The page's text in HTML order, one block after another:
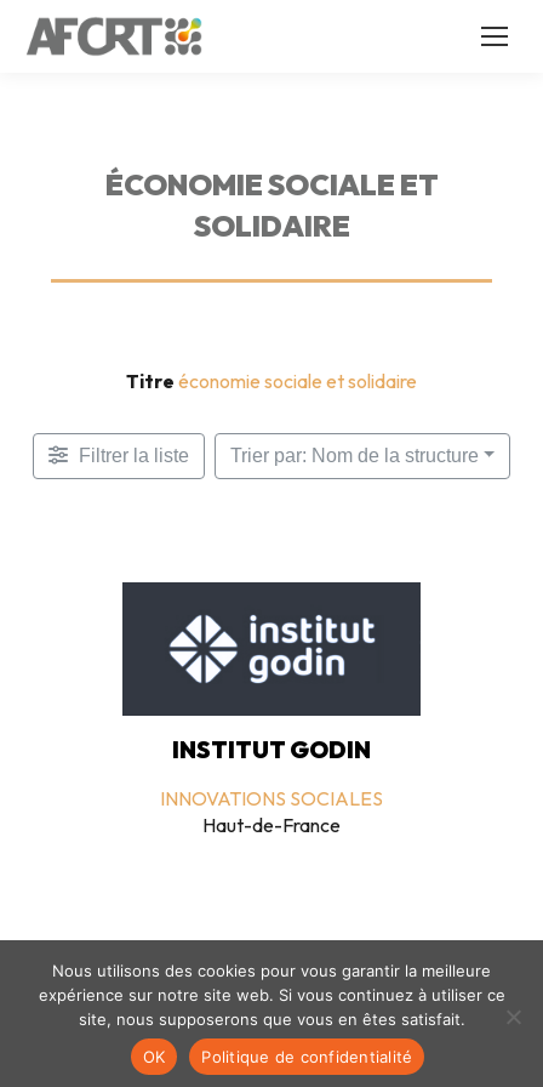
ÉCONOMIE SOCIALE ET
SOLIDAIRE
Titre économie sociale et solidaire
Filtrer la liste Trier par: Nom de la structure
INSTITUT GODIN
INNOVATIONS SOCIALES
Haut-de-France
Mentions légales- politique de confidentialité- © coclico 2026
Nous utilisons des cookies pour vous garantir la meilleure
expérience sur notre site web. Si vous continuez à utiliser ce
site, nous supposerons que vous en êtes satisfait.
OK
Politique de confidentialité